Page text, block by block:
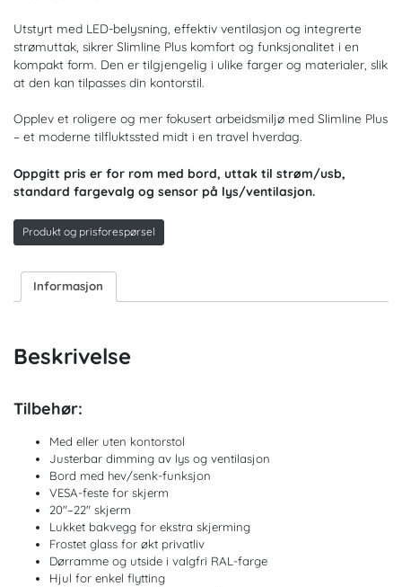
Utstyrt med LED-belysning, effektiv ventilasjon og integrerte
strømuttak, sikrer Slimline Plus komfort og funksjonalitet i en
kompakt form. Den er tilgjengelig i ulike farger og materialer, slik
at den kan tilpasses din kontorstil.
Opplev et roligere og mer fokusert arbeidsmiljø med Slimline Plus
– et moderne tilfluktssted midt i en travel hverdag.
Oppgitt pris er for rom med bord, uttak til strøm/usb,
standard fargevalg og sensor på lys/ventilasjon.
Produkt og prisforespørsel
Informasjon
Beskrivelse
Tilbehør:
Med eller uten kontorstol
Justerbar dimming av lys og ventilasjon
Bord med hev/senk-funksjon
VESA-feste for skjerm
20″–22″ skjerm
Lukket bakvegg for ekstra skjerming
Frostet glass for økt privatliv
Dørramme og utside i valgfri RAL-farge
Hjul for enkel flytting